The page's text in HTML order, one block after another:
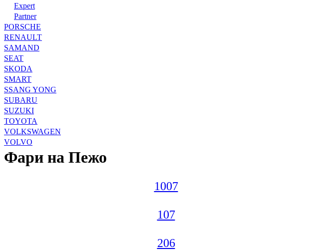
Expert
Partner
PORSCHE
RENAULT
SAMAND
SEAT
SKODA
SMART
SSANG YONG
SUBARU
SUZUKI
TOYOTA
VOLKSWAGEN
VOLVO
Фари на Пежо
1007
107
206